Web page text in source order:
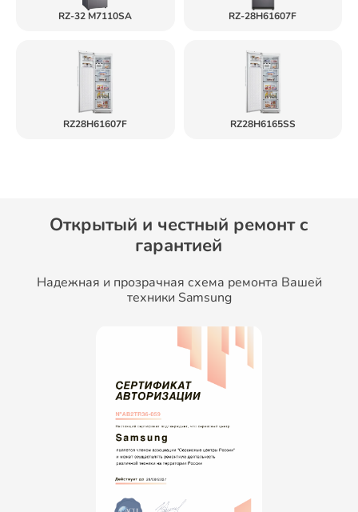
RZ-32 M7110SA RZ-28H61607F
RZ28H61607F RZ28H6165SS
Открытый и честный ремонт c
гарантией
Надежная и прозрачная схема ремонта Вашей
техники Samsung